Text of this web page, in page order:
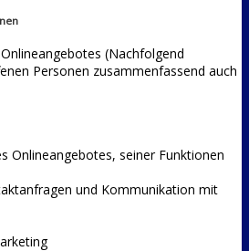
(Nachfolgend
Personen zusammenfassend auch
Onlineangebotes, seiner Funktionen
und Kommunikation mit